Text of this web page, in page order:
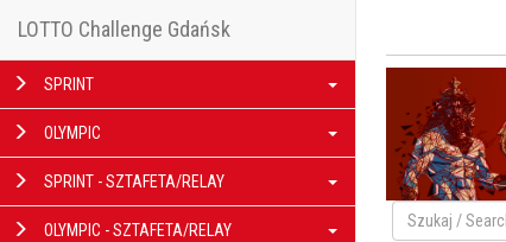
LOTTO Challenge Gdańsk
SPRINT
OLYMPIC
SPRINT - SZTAFETA/RELAY
OLYMPIC - SZTAFETA/RELAY